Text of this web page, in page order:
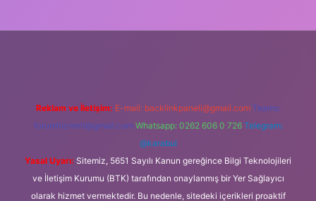
Reklam ve İletişim: E-mail: backlinkpaneli@gmail.com Teams:
forumhizmeti@gmail.com Whatsapp: 0262 606 0 726 Telegram:
@karabul
Yasal Uyarı: Sitemiz, 5651 Sayılı Kanun gereğince Bilgi Teknolojileri
ve İletişim Kurumu (BTK) tarafından onaylanmış bir Yer Sağlayıcı
olarak hizmet vermektedir. Bu nedenle, sitedeki içerikleri proaktif